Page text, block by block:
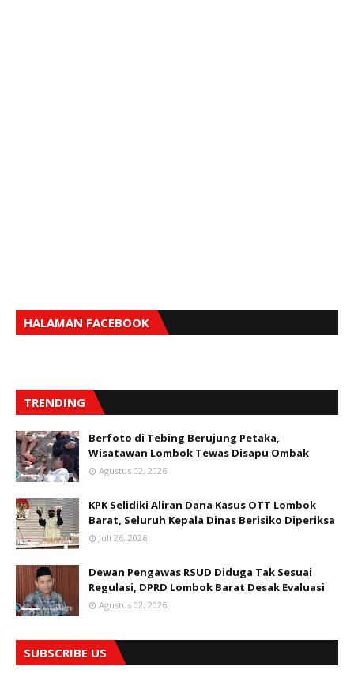
HALAMAN FACEBOOK
TRENDING
Berfoto di Tebing Berujung Petaka,
Wisatawan Lombok Tewas Disapu Ombak
Agustus 02, 2026
KPK Selidiki Aliran Dana Kasus OTT Lombok
Barat, Seluruh Kepala Dinas Berisiko Diperiksa
Juli 26, 2026
Dewan Pengawas RSUD Diduga Tak Sesuai
Regulasi, DPRD Lombok Barat Desak Evaluasi
Agustus 02, 2026
SUBSCRIBE US